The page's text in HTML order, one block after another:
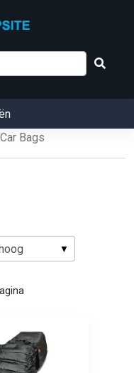
Car Bags